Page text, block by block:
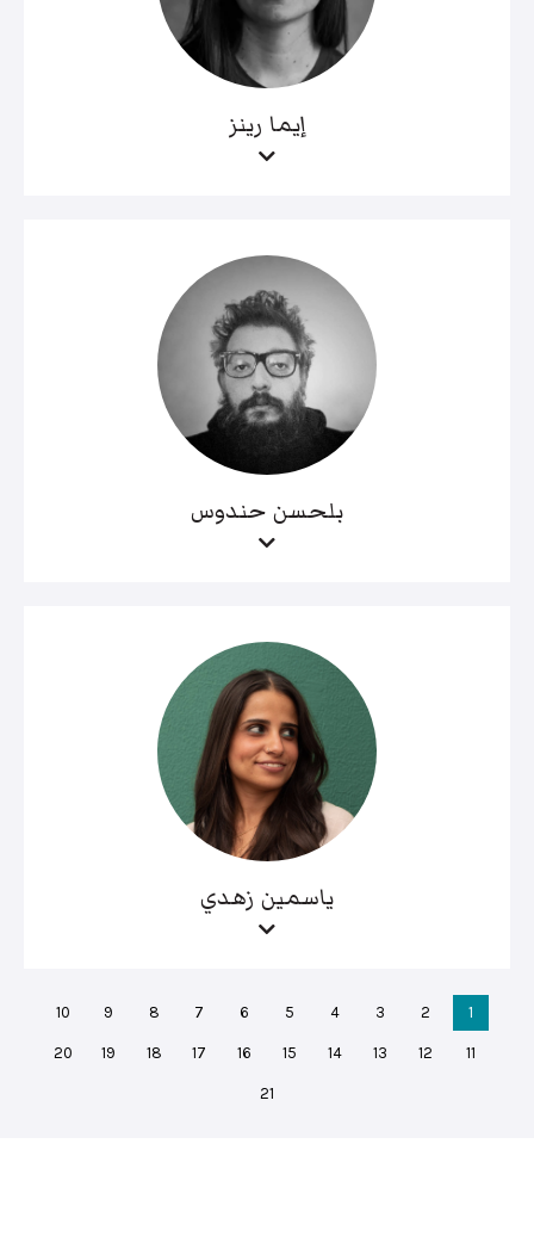
إيما رينز
بلحسن حندوس
ياسمين زهدي
1
2
3
4
5
6
7
8
9
10
11
12
13
14
15
16
17
18
19
20
21